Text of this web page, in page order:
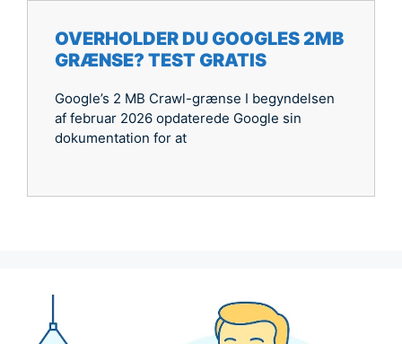
OVERHOLDER DU GOOGLES 2MB
GRÆNSE? TEST GRATIS
Google’s 2 MB Crawl-grænse I begyndelsen
af februar 2026 opdaterede Google sin
dokumentation for at